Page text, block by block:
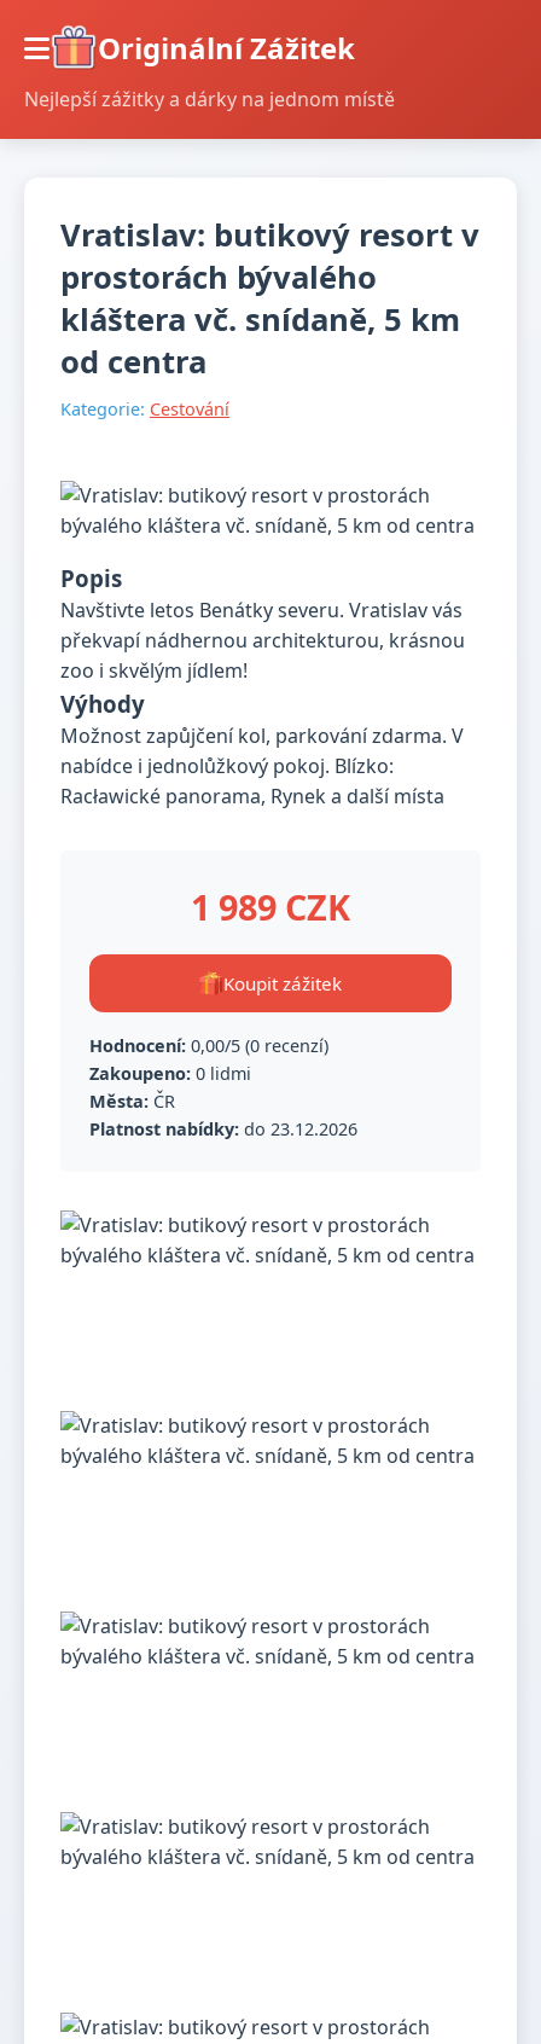
Originální Zážitek
Nejlepší zážitky a dárky na jednom místě
Vratislav: butikový resort v
prostorách bývalého
kláštera vč. snídaně, 5 km
od centra
Kategorie: Cestování
Popis
Navštivte letos Benátky severu. Vratislav vás
překvapí nádhernou architekturou, krásnou
zoo i skvělým jídlem!
Výhody
Možnost zapůjčení kol, parkování zdarma. V
nabídce i jednolůžkový pokoj. Blízko:
Racławické panorama, Rynek a další místa
1 989 CZK
Koupit zážitek
Hodnocení: 0,00/5 (0 recenzí)
Zakoupeno: 0 lidmi
Města: ČR
Platnost nabídky: do 23.12.2026